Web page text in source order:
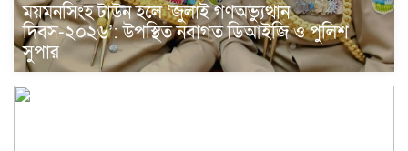
ময়মনসিংহ টাউন হলে ‘জুলাই গণঅভ্যুত্থান
দিবস-২০২৬’: উপস্থিত নবাগত ডিআইজি ও পুলিশ
সুপার